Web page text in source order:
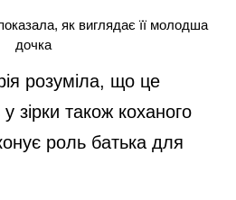
як виглядає її молодша
дочка
розуміла, що це
зірки також коханого
роль батька для